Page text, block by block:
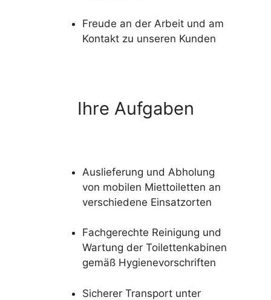
Freude an der Arbeit und am
Kontakt zu unseren Kunden
Ihre Aufgaben
Auslieferung und Abholung
von mobilen Miettoiletten an
verschiedene Einsatzorten
Fachgerechte Reinigung und
Wartung der Toilettenkabinen
gemäß Hygienevorschriften
Sicherer Transport unter